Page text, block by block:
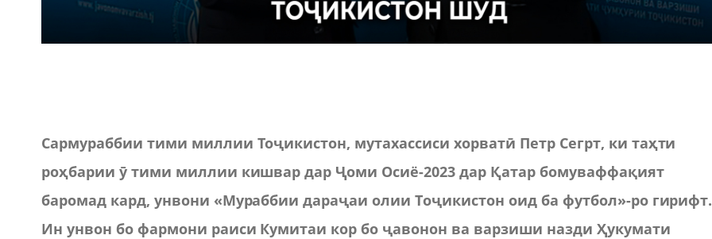
Сармураббии тими миллии Тоҷикистон, мутахассиси хорватӣ Петр Сегрт, ки таҳти
роҳбарии ӯ тими миллии кишвар дар Ҷоми Осиё-2023 дар Қатар бомуваффақият
баромад кард, унвони «Мураббии дараҷаи олии Тоҷикистон оид ба футбол»-ро гирифт.
Ин унвон бо фармони раиси Кумитаи кор бо ҷавонон ва варзиши назди Ҳукумати